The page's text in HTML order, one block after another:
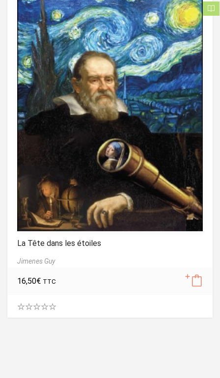
La Tête dans les étoiles
Jimenes Guy
16,50€ TTC